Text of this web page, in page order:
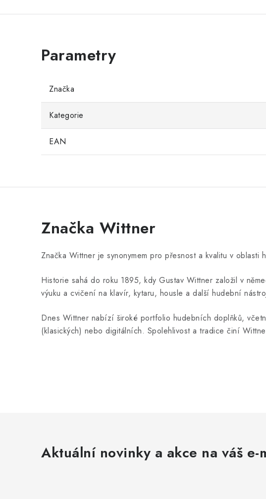
Značka
Kategorie
EAN
Značka Wittner
Značka Wittner je synonymem pro přesnost a kvalitu v oblasti
Historie sahá do roku 1895, kdy Gustav Wittner založil v
výuku a cvičení na klavír, kytaru, housle a další hudební
Dnes Wittner nabízí široké portfolio hudebních doplňků,
(klasických) nebo digitálních. Spolehlivost a tradice činí
Aktuální novinky a akce na váš e-